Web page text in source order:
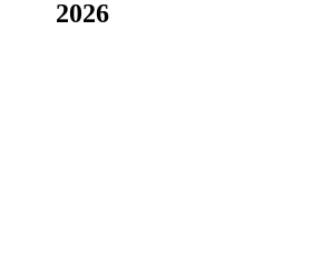
2026